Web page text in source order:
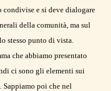
e si deve dialogare
della comunità, ma sul
stesso punto di vista.
che abbiamo presentato
ci sono gli elementi sui
poi che nel